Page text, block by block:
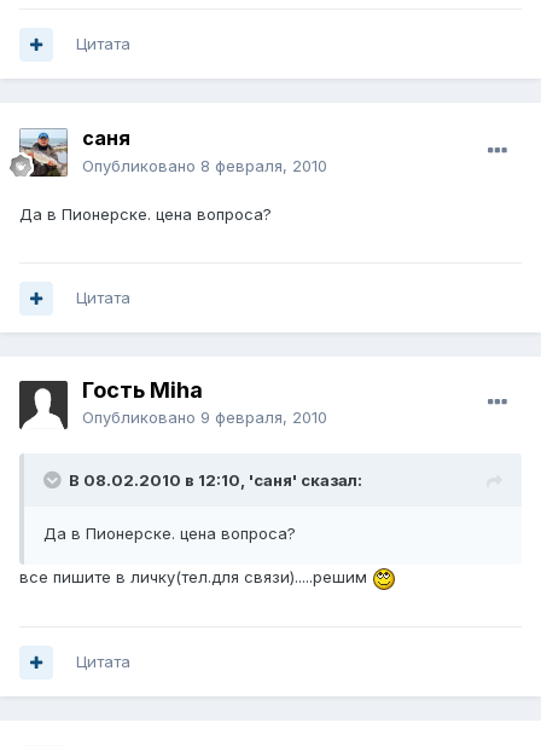
Цитата
саня
Опубликовано 8 февраля, 2010
Да в Пионерске. цена вопроса?
Цитата
Гость Miha
Опубликовано 9 февраля, 2010
В 08.02.2010 в 12:10, 'саня' сказал:
Да в Пионерске. цена вопроса?
все пишите в личку(тел.для связи).....решим
Цитата